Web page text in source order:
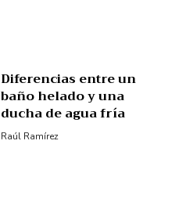
Diferencias entre un
baño helado y una
ducha de agua fría
Raúl Ramírez